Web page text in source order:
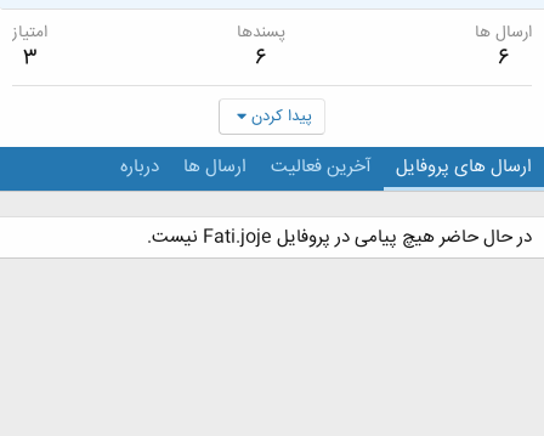
ارسال ها
6
پسندها
6
امتیاز
3
پیدا کردن
ارسال های پروفایل آخرین فعالیت ارسال ها درباره
در حال حاضر هیچ پیامی در پروفایل Fati.joje نیست.